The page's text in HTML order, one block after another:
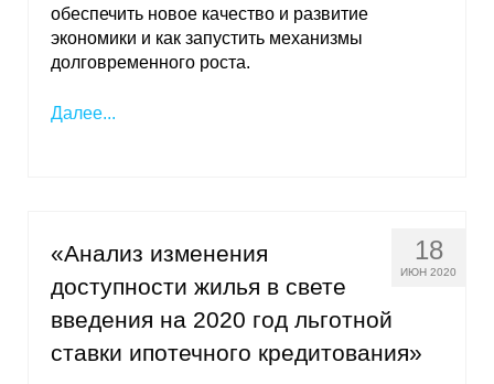
обеспечить новое качество и развитие
экономики и как запустить механизмы
долговременного роста.
Далее...
18
ИЮН 2020
«Анализ изменения
доступности жилья в свете
введения на 2020 год льготной
ставки ипотечного кредитования»